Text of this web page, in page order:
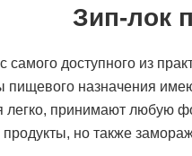
Зип-лок
самого доступного из
пищевого назначения
легко, принимают
продукты, но также